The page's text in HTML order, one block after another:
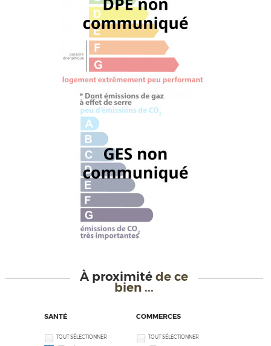
À proximitéde ce
bien ...
SANTÉ
TOUT SÉLECTIONNER
COMMERCES
TOUT SÉLECTIONNER